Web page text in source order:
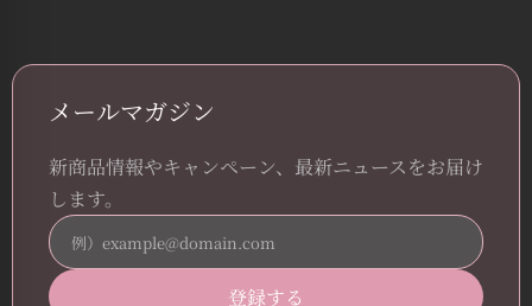
メールマガジン
新商品情報やキャンペーン、最新ニュースをお届け
します。